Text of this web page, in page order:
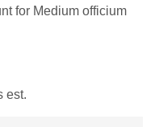
for Medium officium
est.